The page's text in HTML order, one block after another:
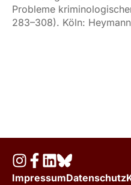
Probleme
283–308). Köln:
ImpressumDatenschutz